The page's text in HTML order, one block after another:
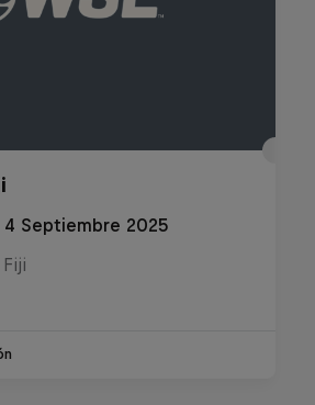
Septiembre 2025